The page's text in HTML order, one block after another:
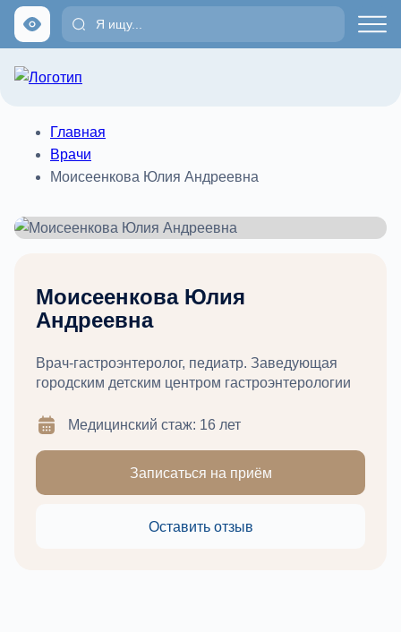
Главная
Врачи
Моисеенкова Юлия Андреевна
Моисеенкова Юлия
Андреевна
Врач-гастроэнтеролог, педиатр. Заведующая
городским детским центром гастроэнтерологии
Медицинский стаж: 16 лет
Записаться на приём
Оставить отзыв